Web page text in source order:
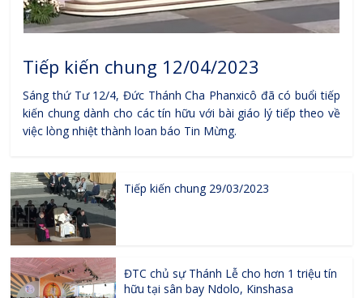
Tiếp kiến chung 12/04/2023
Sáng thứ Tư 12/4, Đức Thánh Cha Phanxicô đã có buổi tiếp
kiến chung dành cho các tín hữu với bài giáo lý tiếp theo về
việc lòng nhiệt thành loan báo Tin Mừng.
Tiếp kiến chung 29/03/2023
ĐTC chủ sự Thánh Lễ cho hơn 1 triệu tín
hữu tại sân bay Ndolo, Kinshasa